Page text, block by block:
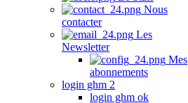
Nous
contacter
Les
Newsletter
Mes
abonnements
login ghm 2
login ghm ok